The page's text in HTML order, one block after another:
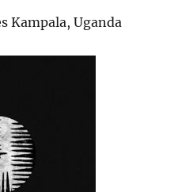
Kampala, Uganda